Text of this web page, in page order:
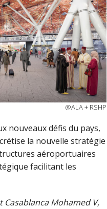
@ALA + RSHP
nouveaux défis du pays,
la nouvelle stratégie
aéroportuaires
facilitant les
Mohamed V,